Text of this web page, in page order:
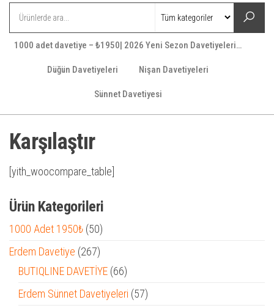
1000 adet davetiye – ₺1950| 2026 Yeni Sezon Davetiyeleri…
Düğün Davetiyeleri Nişan Davetiyeleri
Sünnet Davetiyesi
Karşılaştır
[yith_woocompare_table]
Ürün Kategorileri
1000 Adet 1950₺ 5050
Erdem Davetiye 267267
ürün
BUTIQLINE DAVETİYE 6666
ürün
Erdem Sünnet Davetiyeleri 5757